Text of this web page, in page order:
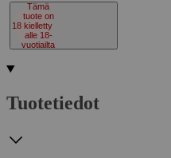
18
Tämä
tuote on
kielletty
alle 18-
vuotiailta
Tuotetiedot